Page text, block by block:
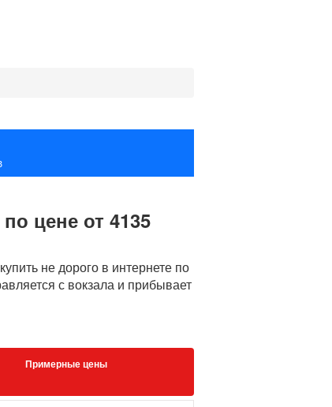
цене от 4135
не дорого в интернете по
с вокзала и прибывает
Примерные цены